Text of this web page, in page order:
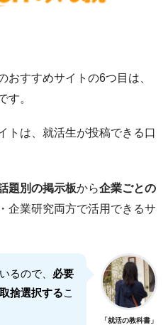
おすすめサイトの6つ目は、
す。
トは、就活生が投稿できる口
題別の掲示板から企業ごとの
企業研究両方で活用できるサ
るので、 必要
捨選択するこ
「就活の教科書」